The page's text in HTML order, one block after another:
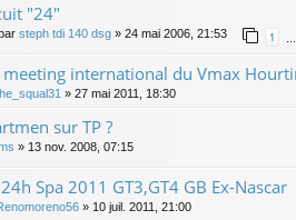
"24"
steph tdi 140 dsg » 24 mai 2006, 21:53 1 …
international du Vmax
» 27 mai 2011, 18:30
sur TP ?
» 13 nov. 2008, 07:15
Spa 2011 GT3,GT4 GB Ex-Nascar
» 10 juil. 2011, 21:00